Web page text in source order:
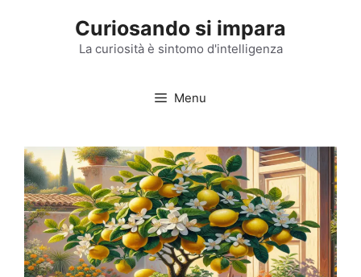
Curiosando si impara
La curiosità è sintomo d'intelligenza
Menu